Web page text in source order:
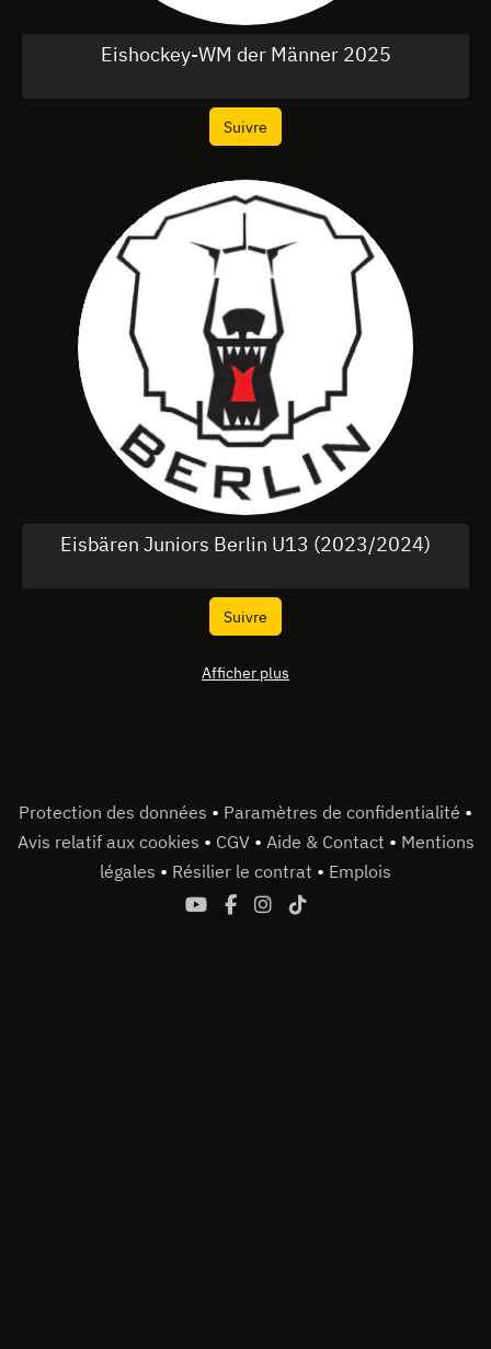
Eishockey-WM der Männer 2025
Suivre
Eisbären Juniors Berlin U13 (2023/2024)
Suivre
Afficher plus
Protection des données • Paramètres de confidentialité •
Avis relatif aux cookies • CGV • Aide & Contact • Mentions
légales • Résilier le contrat • Emplois